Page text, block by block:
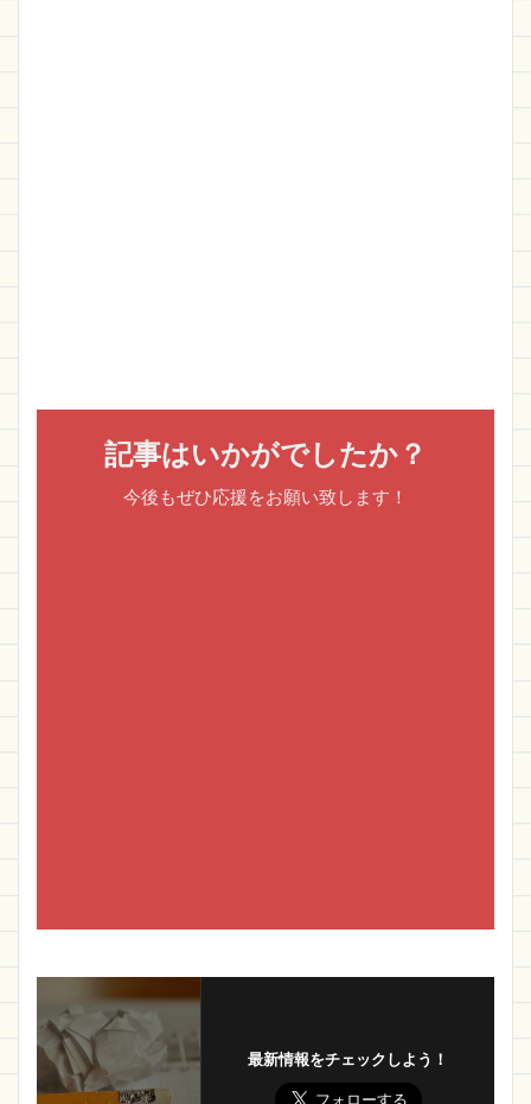
記事はいかがでしたか？
今後もぜひ応援をお願い致します！
最新情報をチェックしよう！